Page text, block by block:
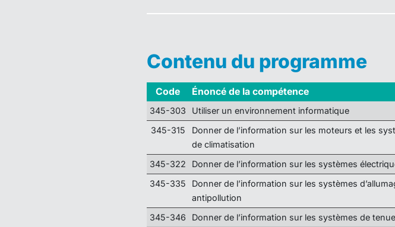
Contenu du programme
Code Énoncé de la compétence
345-303 Utiliser un environnement informatique
345-315
Donner de l’information sur les moteurs et les
de climatisation
345-322 Donner de l’information sur les systèmes
345-335
Donner de l’information sur les systèmes
antipollution
345-346 Donner de l’information sur les systèmes de